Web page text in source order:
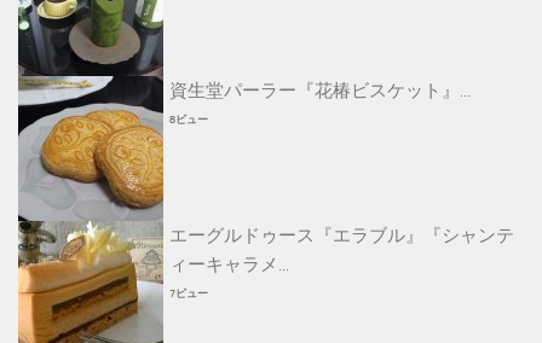
資生堂パーラー『花椿ビスケット』...
8ビュー
エーグルドゥース『エラブル』『シャンテ
ィーキャラメ...
7ビュー